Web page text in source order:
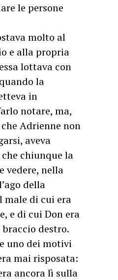
le persone
molto al
e alla propria
lottava con
la
in
notare, ma,
Adrienne non
aveva
chiunque la
vedere, nella
della
di cui era
e di cui Don era
destro.
uno dei motivi
mai risposata:
ancora lì sulla